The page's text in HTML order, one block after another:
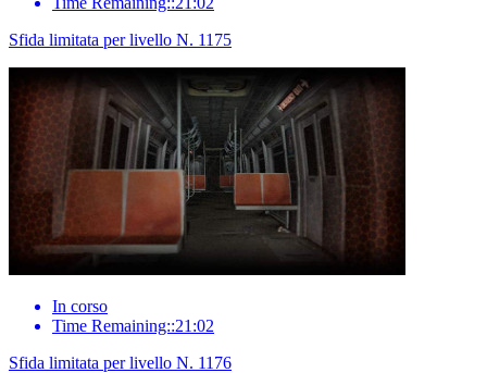
Sfida limitata per livello N. 1175
In corso
Time Remaining::21:02
Sfida limitata per livello N. 1176